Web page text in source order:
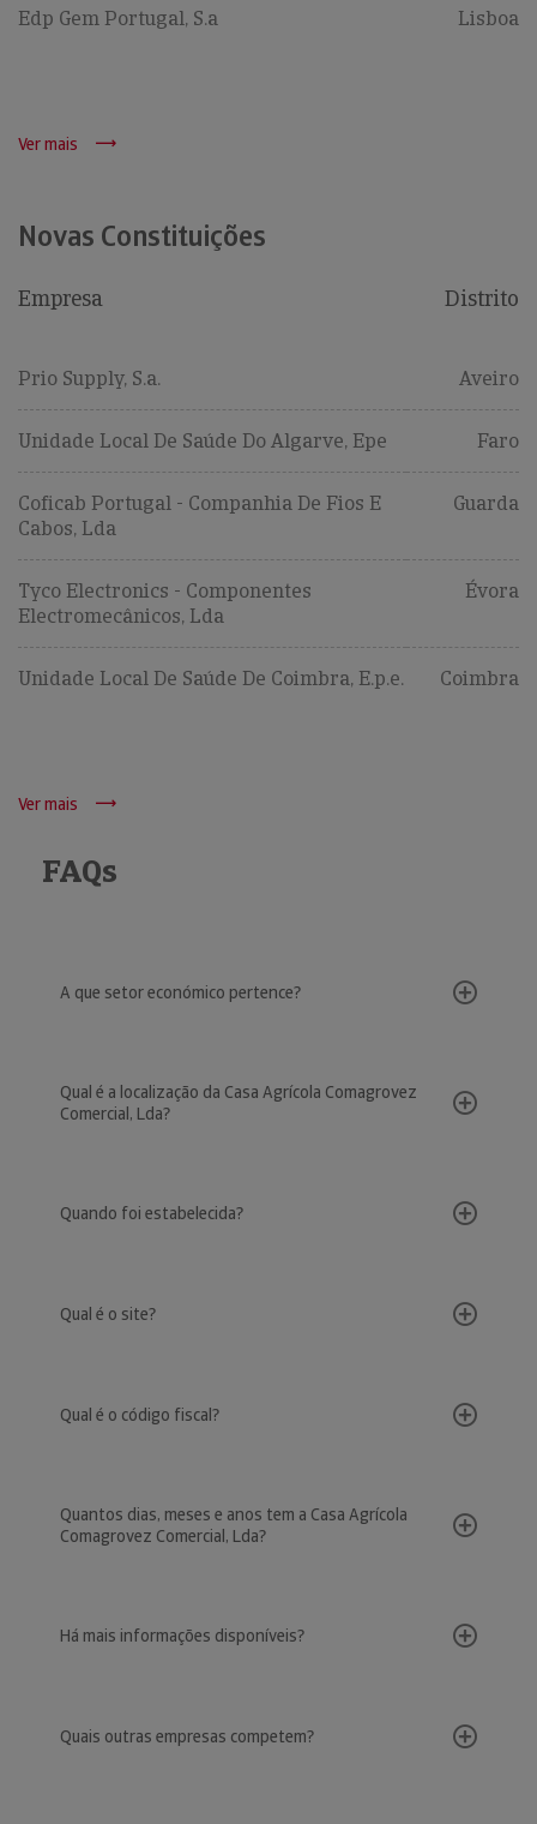
Edp Gem Portugal, S.a Lisboa
Ver mais
Novas Constituições
Empresa Distrito
Prio Supply, S.a. Aveiro
Unidade Local De Saúde Do Algarve, Epe Faro
Coficab Portugal - Companhia De Fios E
Cabos, Lda
Guarda
Tyco Electronics - Componentes
Electromecânicos, Lda
Évora
Unidade Local De Saúde De Coimbra, E.p.e. Coimbra
Ver mais
FAQs
A que setor económico pertence?
Qual é a localização da Casa Agrícola Comagrovez
Comercial, Lda?
Quando foi estabelecida?
Qual é o site?
Qual é o código fiscal?
Quantos dias, meses e anos tem a Casa Agrícola
Comagrovez Comercial, Lda?
Há mais informações disponíveis?
Quais outras empresas competem?